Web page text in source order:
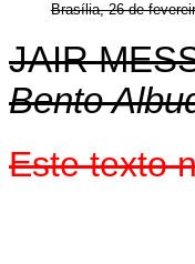
Brasília, 26 de
JAIR
Bento
Este texto